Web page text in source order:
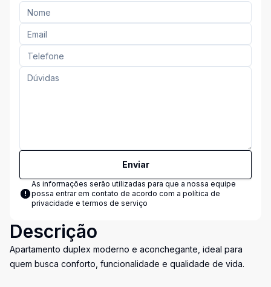
Enviar
As informações serão utilizadas para que a nossa equipe
possa entrar em contato de acordo com a política de
privacidade e termos de serviço
Descrição
Apartamento duplex moderno e aconchegante, ideal para
quem busca conforto, funcionalidade e qualidade de vida.